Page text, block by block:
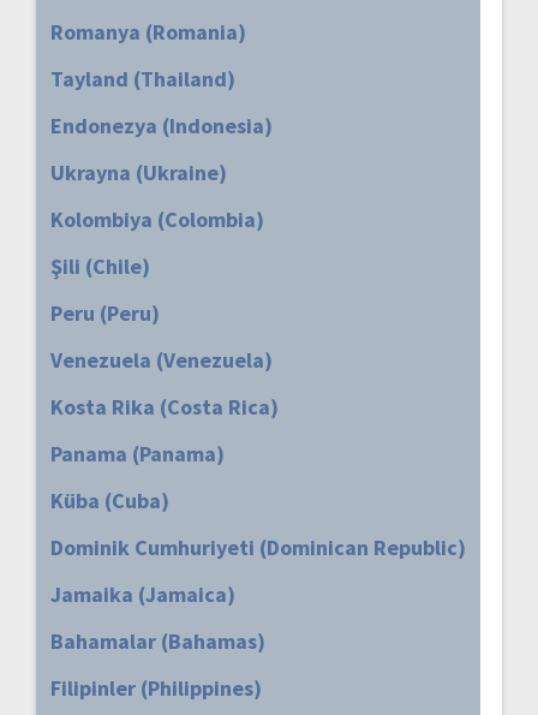
Romanya (Romania)
Tayland (Thailand)
Endonezya (Indonesia)
Ukrayna (Ukraine)
Kolombiya (Colombia)
Şili (Chile)
Peru (Peru)
Venezuela (Venezuela)
Kosta Rika (Costa Rica)
Panama (Panama)
Küba (Cuba)
Dominik Cumhuriyeti (Dominican Republic)
Jamaika (Jamaica)
Bahamalar (Bahamas)
Filipinler (Philippines)